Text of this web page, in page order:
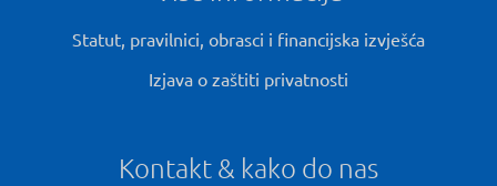
Statut, pravilnici, obrasci i financijska izvješća
Izjava o zaštiti privatnosti
Kontakt & kako do nas